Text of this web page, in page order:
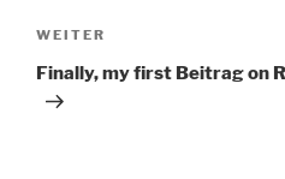
Nächster
Beitrag
WEITER
Finally, my first Beitrag on